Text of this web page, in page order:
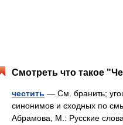
Смотреть что такое
честить — См. бранить;
синонимов и сходных по
Абрамова, М.: Русские